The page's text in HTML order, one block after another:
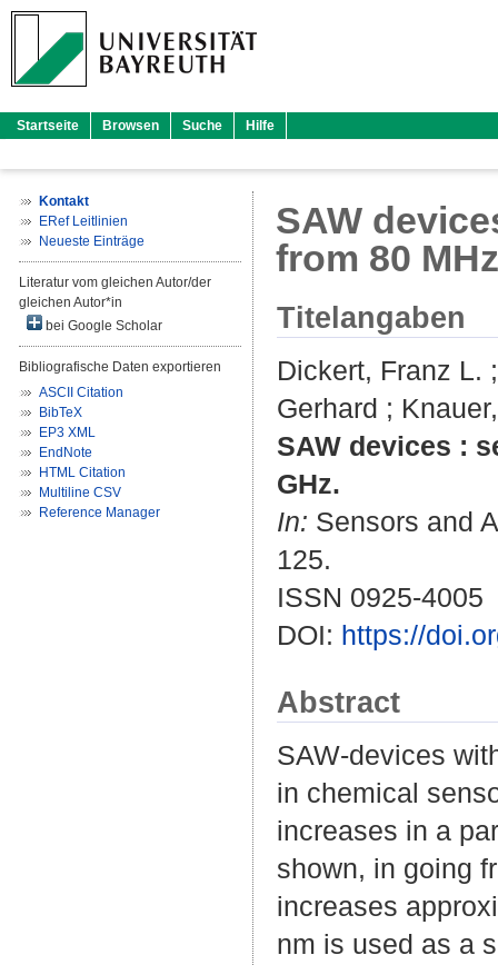
Startseite Browsen Suche Hilfe
Kontakt
ERef Leitlinien
Neueste Einträge
Literatur vom gleichen Autor/der
gleichen Autor*in
bei Google Scholar
Bibliografische Daten exportieren
ASCII Citation
BibTeX
EP3 XML
EndNote
HTML Citation
Multiline CSV
Reference Manager
SAW
from 80
Titelangaben
Dickert, Franz L.
Gerhard ;
SAW devices :
GHz.
In: Sensors and
125.
ISSN 0925-4005
DOI: https://
Abstract
SAW-devices
in chemical
increases in a
shown, in going
increases
nm is used as a